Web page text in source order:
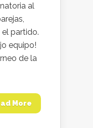
al
partido.
equipo!
de la
More